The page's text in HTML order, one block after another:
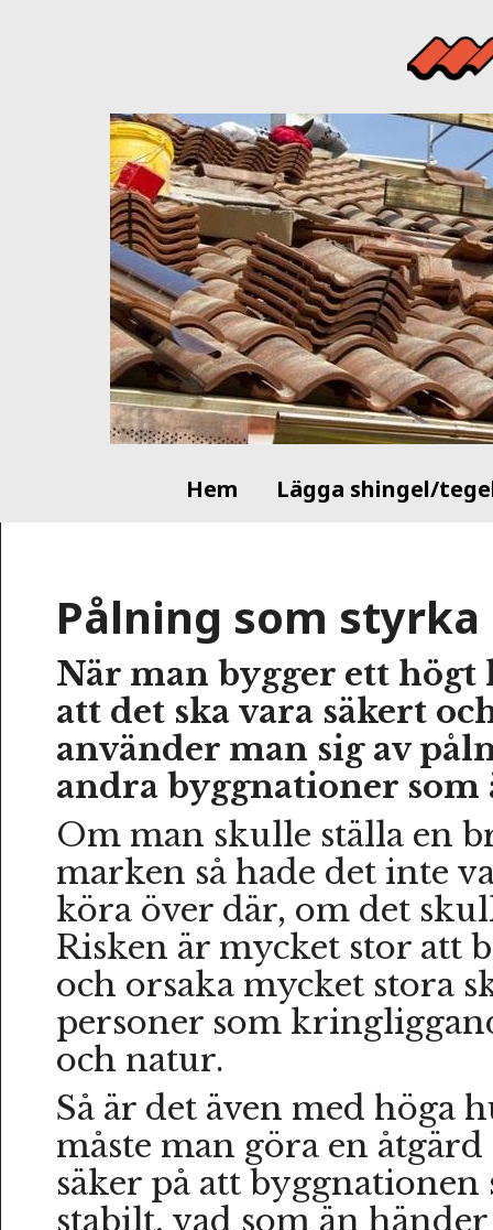
Hem Lägga shingel/
Pålning som styrka
När man bygger ett högt
att det ska vara säkert
använder man sig av
andra byggnationer som
Om man skulle ställa en
marken så hade det inte
köra över där, om det
Risken är mycket stor att
och orsaka mycket stora
personer som
och natur.
Så är det även med höga
måste man göra en åtgärd
säker på att byggnationen
stabilt, vad som än